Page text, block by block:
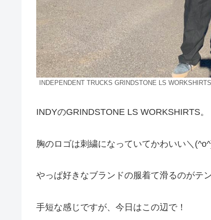
INDEPENDENT TRUCKS GRINDSTONE LS WORKSHIRTS
INDYのGRINDSTONE LS WORKSHIRTS。
胸のロゴは刺繍になっていてかわいい＼
やっぱ好きなブランドの服着て滑るのがテ
手短な感じですが、今日はこの辺で！